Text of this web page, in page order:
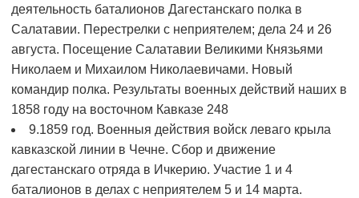
деятельность баталионов Дагестанскаго полка в
Салатавии. Перестрелки с неприятелем; дела 24 и 26
августа. Посещение Салатавии Великими Князьями
Николаем и Михаилом Николаевичами. Новый
командир полка. Результаты военных действий наших в
1858 году на восточном Кавказе 248
9.1859 год. Военныя действия войск леваго крыла
кавказской линии в Чечне. Сбор и движение
дагестанскаго отряда в Ичкерию. Участие 1 и 4
баталионов в делах с неприятелем 5 и 14 марта.